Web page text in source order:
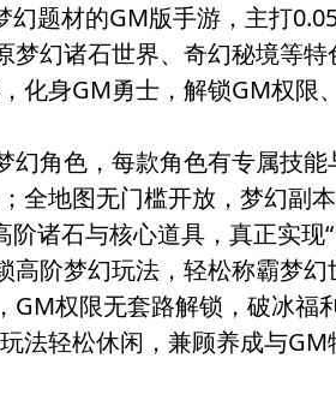
题材的GM版手游，主打
幻诸石世界、奇幻秘境等
化身GM勇士，解锁GM权限
角色，每款角色有专属技
全地图无门槛开放，梦幻副
诸石与核心道具，真正实
阶梦幻玩法，轻松称霸梦幻
权限无套路解锁，破冰
法轻松休闲，兼顾养成与